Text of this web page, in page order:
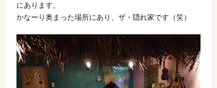
にあります。
かなーり奥まった場所にあり、ザ・隠れ家です（笑）